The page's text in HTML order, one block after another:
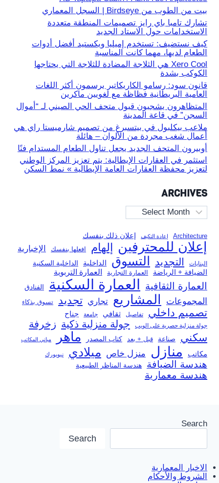
بيت من الطوب من Birdseye | السجل المعماري
تشارك تامبا باي رايز تصميمات المنطقة متعددة
الاستخدامات حول الاستاد الجديد
كيف نستضيف: تستخدم إميليا ويكستيد أفضل أدوات
الطعام لديها، مهما كانت المناسبة
Xero Cool هي الثلاجة المضادة للثلاجة التي يحتاجها
الكوكب بشدة
قانون سود: رسامو الكاريكاتير يرسمون أكثر اللغات
العامية البريطانية فظاظة مع لغويين ماكرين
المتظاهرون يشجبون قبول متحف الحي الصيني لـ “أموال
السجن” في قاعة المدينة
ملاعب بيكلبول في بيتسبرغ من تصميم شارميستا راي هي
أعمال شغب مجردة من الألوان – هائلة
أوبيرون المتحف الجديد يجعل تناول الطعام المستدام فنًا
استثمر في العقارات الإيطالية: يتم تعزيز المركز الوطني
لتعزيز محفظة العقارات العامة الإيطالية » نمط السكن
ARCHIVES
Archives
Architecture إعادة التكيف إعلان ذلك بنفسك
إعلان للمحترفين إلهام افعلها بنفسك الإخبارية
البنايات التجديد التسوق الداخلية الداخلية السكنية
الضيافة + الرياضة العمارة التجارية العمارة التربوية
العمارة الثقافية العمارة السكنية الفنادق
المجموعات المشاريع تجاري تجديد تسوق بذكاء
تصميم داخلي تفاصيل ثقافي جامعة جناح
جولة منزلية حصرية على الويب جولة منزلية ذكية زخرفة
سكني صناعة قبل + بعد كتاب المصدر ماهر مباني المكاتب
مكاتب منازل منزل خاص ميلادي نيويورك
هندسة الضيافة هندسة المناظر الطبيعية
هندسة معمارية
Search
Search
الاخبار المعمارية
الشروط والأحكام